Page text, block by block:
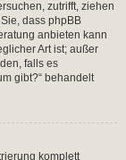
zutrifft, ziehen
dass phpBB
anbieten kann
Art ist; außer
falls es
gibt?“ behandelt
komplett